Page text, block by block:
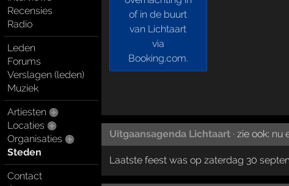
Recensies
Radio
Leden
Forums
Verslagen (leden)
Muziek
Artiesten
Locaties
Organisaties
Steden
Contact
Uitgaansagenda Lichtaart· zie ook: nu
Laatste feest was op zaterdag 30